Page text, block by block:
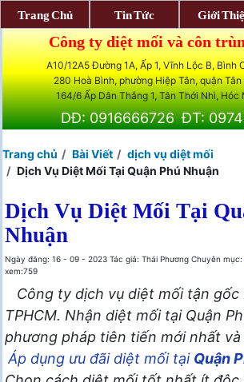
Công ty diệt mối và côn
A10/12A5 Đường 1A, Ấp 1, Vĩnh Lộc B, Bình
280 Hoà Bình, phường Hiệp Tân, quận
164/6 Ấp Dân Thắng 1, Tân Thới Nhì, Hóc
DĐ: 0916666726 ĐT:
Trang chủ Bài Viết
dịch vụ diệt mối
Dịch Vụ Diệt Mối Tại Quận Phú Nhuận
Dịch Vụ Diệt Mối Tại
Nhuận
Ngày đăng: 16 - 09 - 2023 Tác giả: Thái Phương Chuyên mục:
xem:759
Công ty dịch vụ diệt mối tận gốc
TPHCM. Nhận diệt mối tại Quận
phương pháp tiên tiến mới nhất và
Áp dụng ưu đãi diệt mối tại Quận
Trang Chủ Tin Tức Giới